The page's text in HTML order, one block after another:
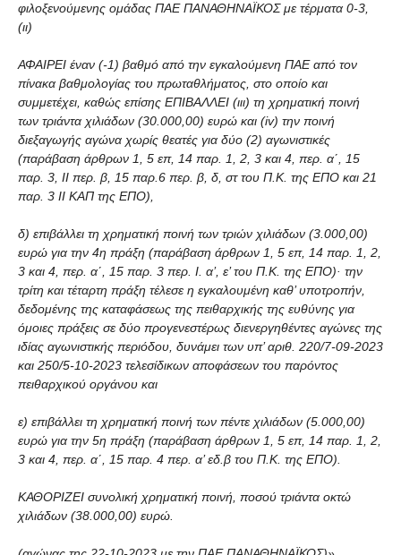
φιλοξενούμενης ομάδας ΠΑΕ ΠΑΝΑΘΗΝΑΪΚΟΣ με τέρματα 0-3,
(ιι)
ΑΦΑΙΡΕΙ έναν (-1) βαθμό από την εγκαλούμενη ΠΑΕ από τον
πίνακα βαθμολογίας του πρωταθλήματος, στο οποίο και
συμμετέχει, καθώς επίσης ΕΠΙΒΑΛΛΕΙ (ιιι) τη χρηματική ποινή
των τριάντα χιλιάδων (30.000,00) ευρώ και (iv) την ποινή
διεξαγωγής αγώνα χωρίς θεατές για δύο (2) αγωνιστικές
(παράβαση άρθρων 1, 5 επ, 14 παρ. 1, 2, 3 και 4, περ. α΄, 15
παρ. 3, ΙΙ περ. β, 15 παρ.6 περ. β, δ, στ του Π.Κ. της ΕΠΟ και 21
παρ. 3 ΙΙ ΚΑΠ της ΕΠΟ),
δ) επιβάλλει τη χρηματική ποινή των τριών χιλιάδων (3.000,00)
ευρώ για την 4η πράξη (παράβαση άρθρων 1, 5 επ, 14 παρ. 1, 2,
3 και 4, περ. α΄, 15 παρ. 3 περ. Ι. α’, ε’ του Π.Κ. της ΕΠΟ)· την
τρίτη και τέταρτη πράξη τέλεσε η εγκαλουμένη καθ’ υποτροπήν,
δεδομένης της καταφάσεως της πειθαρχικής της ευθύνης για
όμοιες πράξεις σε δύο προγενεστέρως διενεργηθέντες αγώνες της
ιδίας αγωνιστικής περιόδου, δυνάμει των υπ’ αριθ. 220/7-09-2023
και 250/5-10-2023 τελεσίδικων αποφάσεων του παρόντος
πειθαρχικού οργάνου και
ε) επιβάλλει τη χρηματική ποινή των πέντε χιλιάδων (5.000,00)
ευρώ για την 5η πράξη (παράβαση άρθρων 1, 5 επ, 14 παρ. 1, 2,
3 και 4, περ. α΄, 15 παρ. 4 περ. α’ εδ.β του Π.Κ. της ΕΠΟ).
ΚΑΘΟΡΙΖΕΙ συνολική χρηματική ποινή, ποσού τριάντα οκτώ
χιλιάδων (38.000,00) ευρώ.